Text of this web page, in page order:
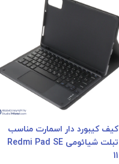
کیف کیبورد دار اسمارت مناسب
تبلت شیائومی Redmi Pad SE
11